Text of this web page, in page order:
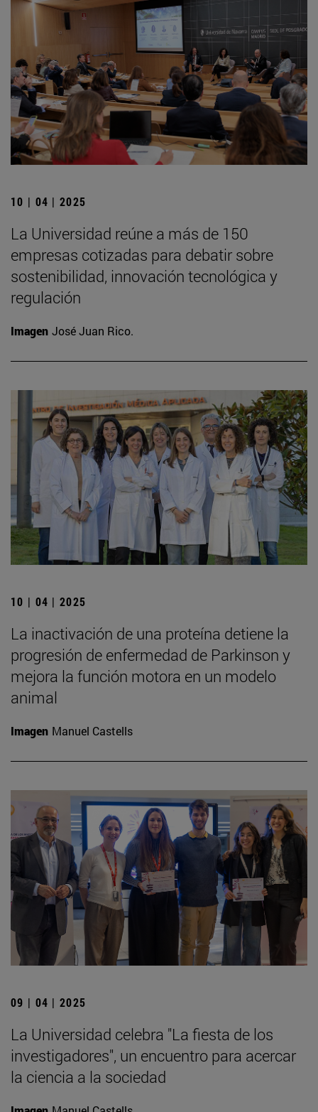
10 | 04 | 2025
La Universidad reúne a más de 150
empresas cotizadas para debatir sobre
sostenibilidad, innovación tecnológica y
regulación
Imagen José Juan Rico.
10 | 04 | 2025
La inactivación de una proteína detiene la
progresión de enfermedad de Parkinson y
mejora la función motora en un modelo
animal
Imagen Manuel Castells
09 | 04 | 2025
La Universidad celebra "La fiesta de los
investigadores", un encuentro para acercar
la ciencia a la sociedad